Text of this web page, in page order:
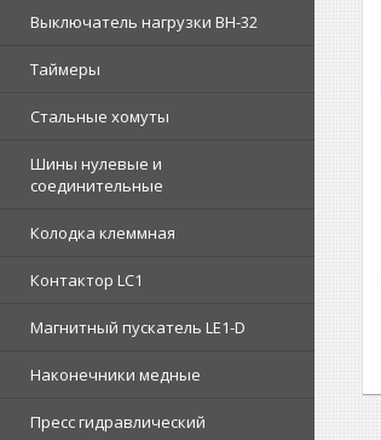
Выключатель нагрузки ВН-32
Таймеры
Стальные хомуты
Шины нулевые и
соединительные
Колодка клеммная
Контактор LC1
Магнитный пускатель LE1-D
Наконечники медные
Пресс гидравлический